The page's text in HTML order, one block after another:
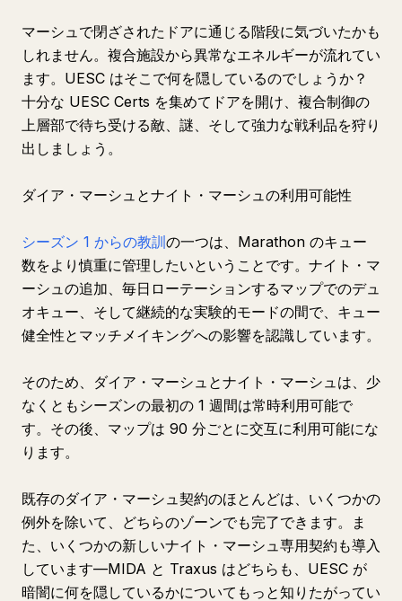
マーシュで閉ざされたドアに通じる階段に気づいたかも
しれません。複合施設から異常なエネルギーが流れてい
ます。UESC はそこで何を隠しているのでしょうか？
十分な UESC Certs を集めてドアを開け、複合制御の
上層部で待ち受ける敵、謎、そして強力な戦利品を狩り
出しましょう。
ダイア・マーシュとナイト・マーシュの利用可能性
シーズン 1 からの教訓 の一つは、Marathon のキュー
数をより慎重に管理したいということです。ナイト・マ
ーシュの追加、毎日ローテーションするマップでのデュ
オキュー、そして継続的な実験的モードの間で、キュー
健全性とマッチメイキングへの影響を認識しています。
そのため、ダイア・マーシュとナイト・マーシュは、少
なくともシーズンの最初の 1 週間は常時利用可能で
す。その後、マップは 90 分ごとに交互に利用可能にな
ります。
既存のダイア・マーシュ契約のほとんどは、いくつかの
例外を除いて、どちらのゾーンでも完了できます。ま
た、いくつかの新しいナイト・マーシュ専用契約も導入
しています—MIDA と Traxus はどちらも、UESC が
暗闇に何を隠しているかについてもっと知りたがってい